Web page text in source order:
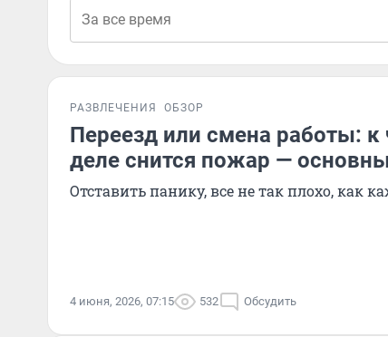
РАЗВЛЕЧЕНИЯ ОБЗОР
Переезд или смена работы:
деле снится пожар —
Отставить панику, все не так плохо, как
4 июня, 2026, 07:15 532 Обсудить